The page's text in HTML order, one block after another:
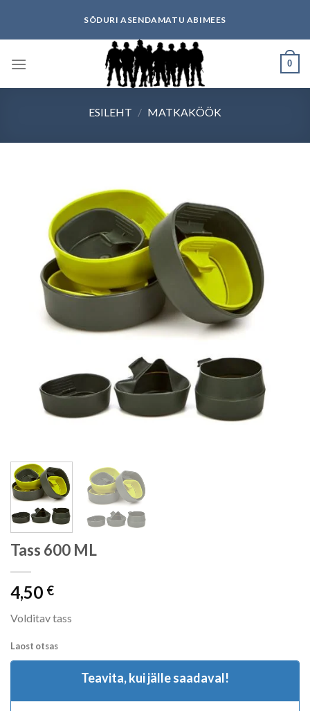
content
SÕDURI ASENDAMATU ABIMEES
0
ESILEHT / MATKAKÖÖK
Tass 600 ML
4,50 €
Volditav tass
Laost otsas
Teavita, kui jälle saadaval!